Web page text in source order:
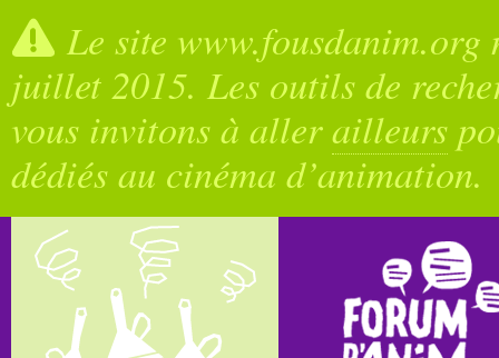
Le site
juillet 2015. Les outils de
vous invitons à allerailleurs
dédiés au cinéma d’animation.